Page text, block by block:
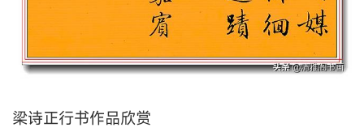
梁诗正行书作品欣赏